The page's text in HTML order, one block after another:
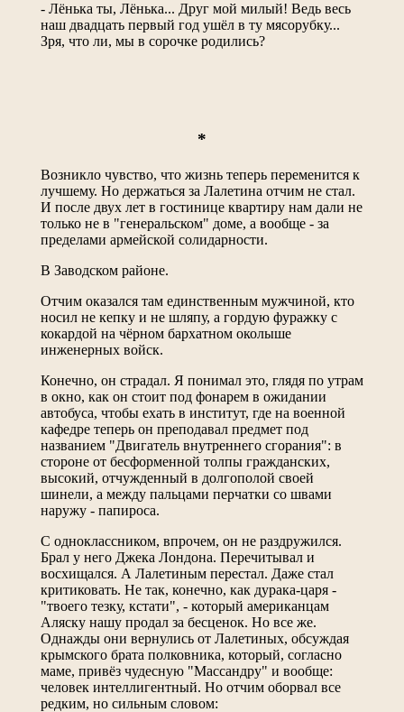
- Лёнька ты, Лёнька... Друг мой милый! Ведь весь
наш двадцать первый год ушёл в ту мясорубку...
Зря, что ли, мы в сорочке родились?
*
Возникло чувство, что жизнь теперь переменится к
лучшему. Но держаться за Лалетина отчим не стал.
И после двух лет в гостинице квартиру нам дали не
только не в "генеральском" доме, а вообще - за
пределами армейской солидарности.
В Заводском районе.
Отчим оказался там единственным мужчиной, кто
носил не кепку и не шляпу, а гордую фуражку с
кокардой на чёрном бархатном околыше
инженерных войск.
Конечно, он страдал. Я понимал это, глядя по утрам
в окно, как он стоит под фонарем в ожидании
автобуса, чтобы ехать в институт, где на военной
кафедре теперь он преподавал предмет под
названием "Двигатель внутреннего сгорания": в
стороне от бесформенной толпы гражданских,
высокий, отчужденный в долгополой своей
шинели, а между пальцами перчатки со швами
наружу - папироса.
С одноклассником, впрочем, он не раздружился.
Брал у него Джека Лондона. Перечитывал и
восхищался. А Лалетиным перестал. Даже стал
критиковать. Не так, конечно, как дурака-царя -
"твоего тезку, кстати", - который американцам
Аляску нашу продал за бесценок. Но все же.
Однажды они вернулись от Лалетиных, обсуждая
крымского брата полковника, который, согласно
маме, привёз чудесную "Массандру" и вообще:
человек интеллигентный. Но отчим оборвал все
редким, но сильным словом: